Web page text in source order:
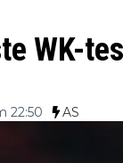
WK-
22:50 AS